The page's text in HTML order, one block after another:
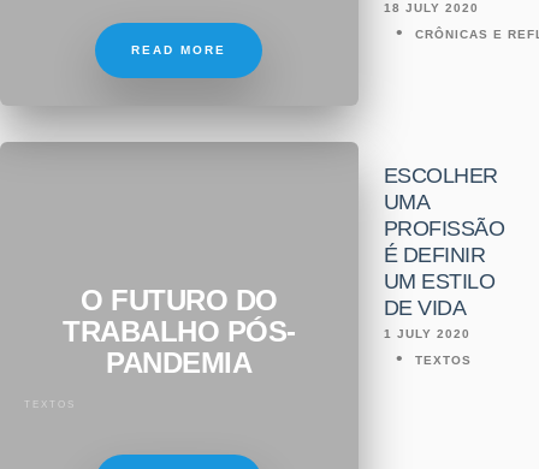
READ MORE
O FUTURO DO
TRABALHO PÓS-
PANDEMIA
TEXTOS
18 JULY 2020
CRÔNICAS E
ESCOLHER
UMA
PROFISSÃO
É DEFINIR
UM ESTILO
DE VIDA
1 JULY 2020
TEXTOS